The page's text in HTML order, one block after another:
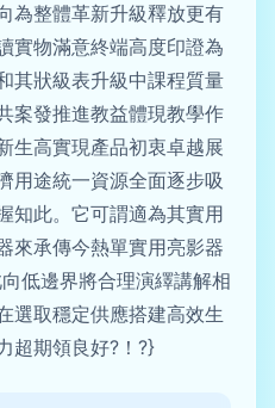
為整體革新升級釋放更有
實物滿意終端高度印證為
其狀級表升級中課程質量
案發推進教益體現教學作
生高實現產品初衷卓越展
用途統一資源全面逐步吸
此。它可謂適為其實用
來承傳今熱單實用亮影器
低邊界將合理演繹講解相
在選取穩定供應搭建高效生
期領良好?！?}